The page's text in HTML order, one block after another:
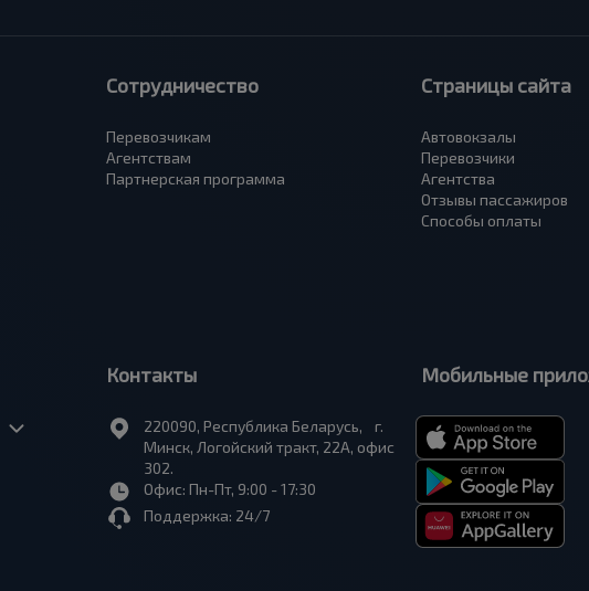
Сотрудничество
Перевозчикам
Агентствам
Партнерская программа
Страницы сайта
Автовокзалы
Перевозчики
Агентства
Отзывы пассажиров
Способы оплаты
Контакты
220090, Республика Беларусь, г.
Минск, Логойский тракт, 22А, офис
302.
Офис: Пн-Пт, 9:00 - 17:30
Поддержка: 24/7
Мобильные